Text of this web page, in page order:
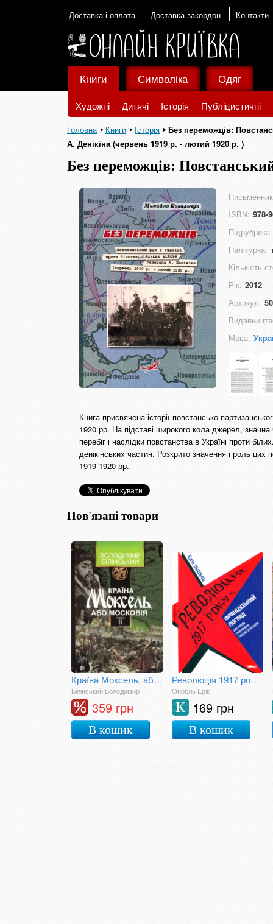
Доставка і оплата Доставка закордон Контакти
Книги
Художні Дитячі Історія Публіцистичні
Символіка Одяг
Головна Книги Історія
Без переможців:
А. Денікіна (червень 1919 р. - лютий 1920 р. )
Без переможців:
ISBN: 978-
Підрубрика:
Палітурка:
Кількість
Рік: 2012
Артикул:
Мова:
Книга присвячена історії повстансько-
1920 рр. На підставі широкого кола джерел,
перебіг і наслідки повстанства в Україні проти
денікінських частин. Розкрито значення і роль цих
1919-1920 рр.
Пов'язані товари
Країна Моксель, або Московія. Книга друга
Білінський Володимир
359 грн
В кошик
Революція 1917 року: французький погляд. 100 років тлумачень і репрезентацій
Онобль Ерік
169 грн
К
В кошик